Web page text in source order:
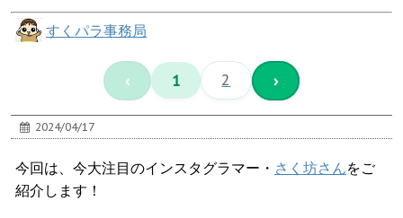
すくパラ事務局
‹ 1 2 ›
2024/04/17
今回は、今大注目のインスタグラマー・ さく坊さんをご
紹介します！